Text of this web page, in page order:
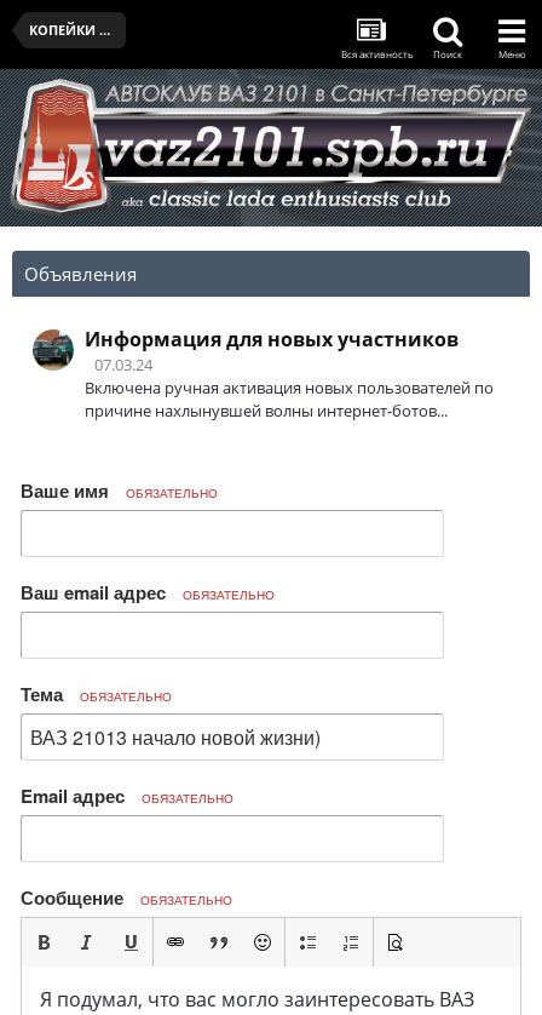
КОПЕЙКИ КЛУБА
Вся активность Поиск Меню
Объявления
Информация для новых участников
07.03.24
Включена ручная активация новых пользователей по
причине нахлынувшей волны интернет-ботов...
Ваше имя ОБЯЗАТЕЛЬНО
Ваш email адрес ОБЯЗАТЕЛЬНО
Тема ОБЯЗАТЕЛЬНО
Email адрес ОБЯЗАТЕЛЬНО
Сообщение ОБЯЗАТЕЛЬНО
Я подумал, что вас могло заинтересовать ВАЗ